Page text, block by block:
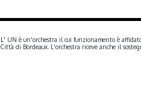
L' UN è un'orchestra il cui funzionamento è
Città di Bordeaux. L'orchestra riceve anche il